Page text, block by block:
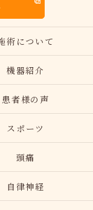
術について
機器紹介
患者様の声
スポーツ
頭痛
自律神経